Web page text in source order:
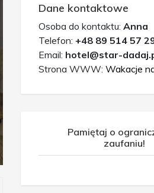
Dane kontaktowe
Osoba do kontaktu: Anna
Telefon: +48 89 514 57
Email: hotel@star-
Strona WWW: Wakacje
Pamiętaj o
zaufaniu!